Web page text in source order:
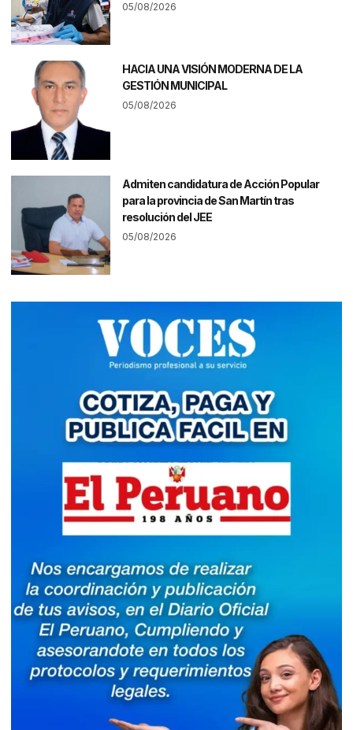
05/08/2026
HACIA UNA VISIÓN MODERNA DE LA
GESTIÓN MUNICIPAL
05/08/2026
Admiten candidatura de Acción Popular
para la provincia de San Martín tras
resolución del JEE
05/08/2026